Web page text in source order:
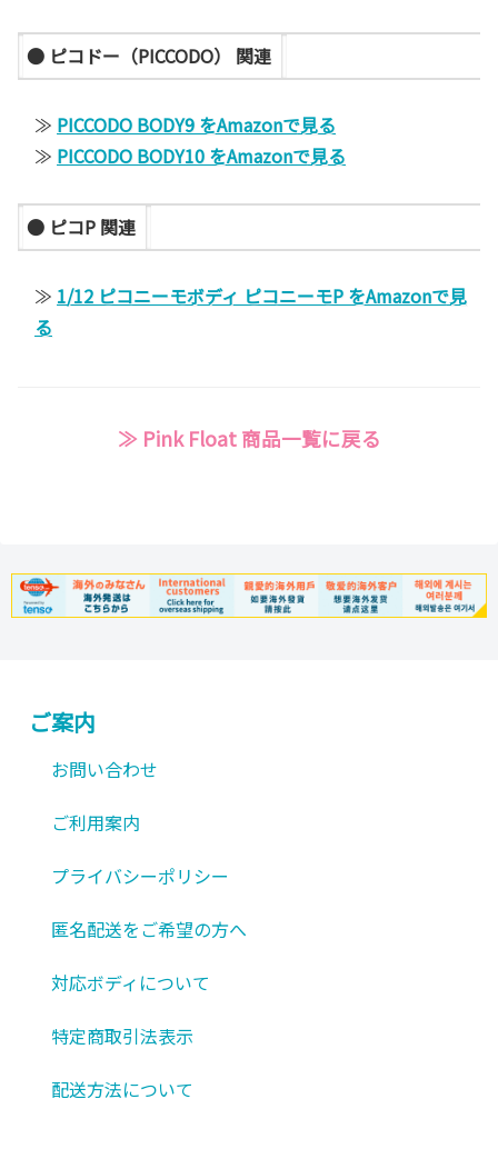
● ピコドー（PICCODO） 関連
≫ PICCODO BODY9 をAmazonで見る
≫ PICCODO BODY10 をAmazonで見る
● ピコP 関連
≫ 1/12 ピコニーモボディ ピコニーモP をAmazonで見
る
≫ Pink Float 商品一覧に戻る
ご案内
お問い合わせ
ご利用案内
プライバシーポリシー
匿名配送をご希望の方へ
対応ボディについて
特定商取引法表示
配送方法について